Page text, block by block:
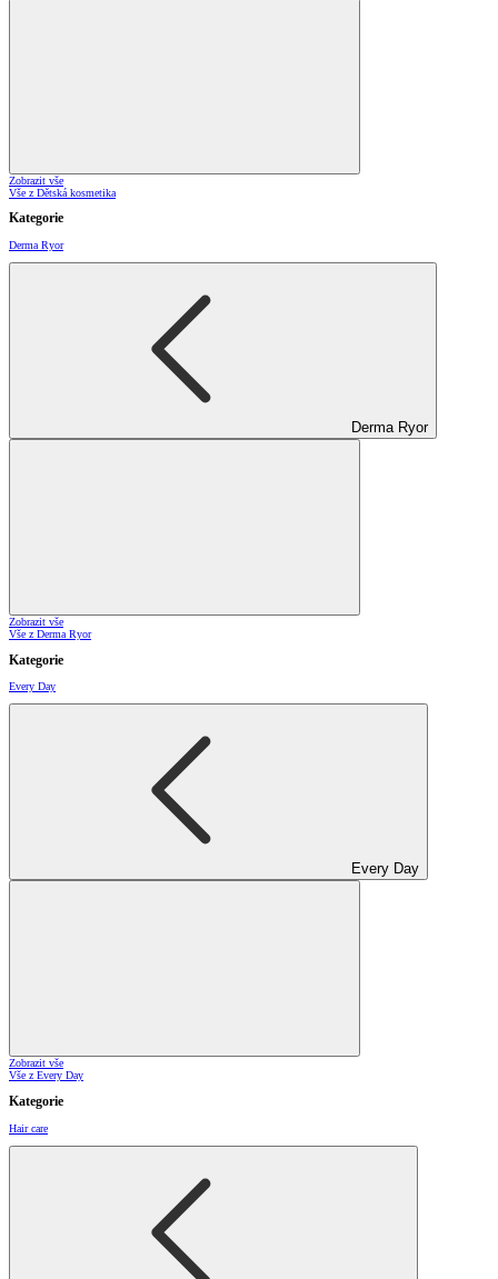
Zobrazit vše
Vše z Dětská kosmetika
Kategorie
Derma Ryor
Derma Ryor
Zobrazit vše
Vše z Derma Ryor
Kategorie
Every Day
Every Day
Zobrazit vše
Vše z Every Day
Kategorie
Hair care